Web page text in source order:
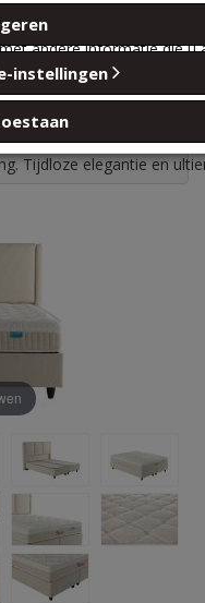
€0,00
Tijdloze elegantie en
en analyse. Deze
andere informatie die u
op basis van uw
instellingen